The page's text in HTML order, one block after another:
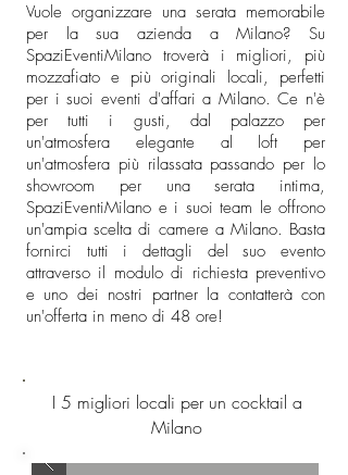
Vuole organizzare una serata memorabile
per la sua azienda a Milano? Su
SpaziEventiMilano troverà i migliori, più
mozzafiato e più originali locali, perfetti
per i suoi eventi d'affari a Milano. Ce n'è
per tutti i gusti, dal palazzo per
un'atmosfera elegante al loft per
un'atmosfera più rilassata passando per lo
showroom per una serata intima,
SpaziEventiMilano e i suoi team le offrono
un'ampia scelta di camere a Milano. Basta
fornirci tutti i dettagli del suo evento
attraverso il modulo di richiesta preventivo
e uno dei nostri partner la contatterà con
un'offerta in meno di 48 ore!
I 5 migliori locali per un cocktail a
Milano